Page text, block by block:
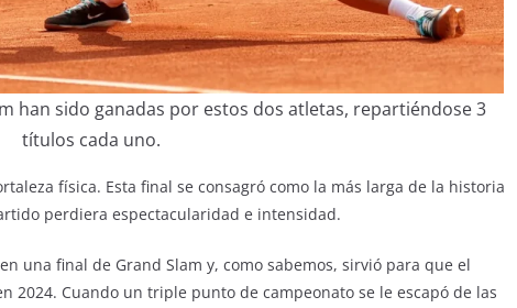
han sido ganadas por estos dos atletas, repartiéndose 3
títulos cada uno.
física. Esta final se consagró como la más larga de la historia
perdiera espectacularidad e intensidad.
una final de Grand Slam y, como sabemos, sirvió para que el
2024. Cuando un triple punto de campeonato se le escapó de las